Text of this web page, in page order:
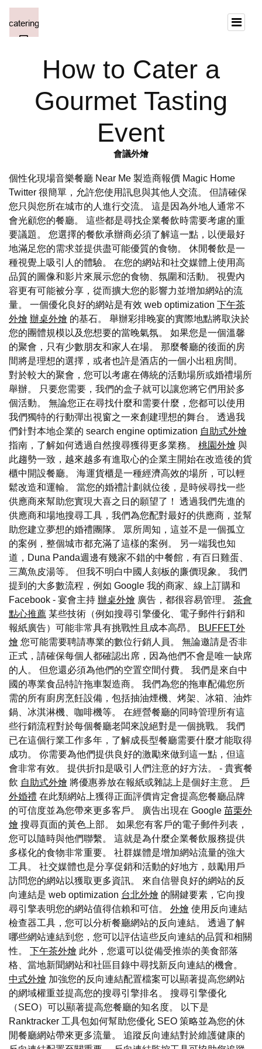
How to Cater a
Gourmet Tasting
Event
會議外燴
個性化現場音樂餐廳 Near Me 製造商報價 Magic Home
Twitter 很簡單，允許您使用訊息與其他人交流。 但請確保
您只與您所在城市的人進行交流。 這是因為外地人通常不
會光顧您的餐廳。 這些都是尋找企業餐飲時需要考慮的重
要議題。 您選擇的餐飲承辦商必須了解這一點，以便最好
地滿足您的需求並提供盡可能優質的食物。 休閒餐飲是一
種視覺上吸引人的體驗。 在您的網站和社交媒體上使用高
品質的圖像和影片來展示您的食物、氛圍和活動。 視覺內
容更有可能被分享，從而擴大您的影響力並增加網站的流
量。 一個優化良好的網站是有效 web optimization 下午茶
外燴 辦桌外燴 的基石。 舉辦彩排晚宴的實際地點將取決於
您的團體規模以及您想要的當晚氣氛。 如果您是一個溫馨
的聚會，只有少數朋友和家人在場。 那麼餐廳的後面的房
間將是理想的選擇，或者也許是酒店的一個小出租房間。
對於較大的聚會，您可以考慮在傳統的活動場所或婚禮場所
舉辦。 只要您需要，我們的盒子就可以讓您將它們用於多
個活動。 無論您正在尋找什麼和需要什麼，您都可以使用
我們獨特的行動彈出視窗之一來創建理想的舞台。 透過我
們針對本地企業的 search engine optimization 自助式外燴
指南，了解如何透過自然搜尋獲得更多業務。 桃園外燴 與
此趨勢一致，越來越多有進取心的企業主開始在改造後的貨
櫃中開設餐廳。 海運貨櫃是一種經濟高效的場所，可以輕
鬆改造和運輸。 當您的婚禮計劃就位後，是時候尋找一些
供應商來幫助您實現大喜之日的願望了！ 透過我們先進的
供應商和場地搜尋工具，我們為您配對最好的供應商，並幫
助您建立夢想的婚禮團隊。 眾所周知，這並不是一個孤立
的案例，整個城市都充滿了這樣的案例。 另一端我也知
道，Duna Panda週邊有幾家不錯的中餐館，有百日雞蛋、
三萬魚皮湯等。 但我不明白中國人刻板的廉價現象。 我們
提到的大多數流程，例如 Google 我的商家、線上訂購和
Facebook - 宴會主持 辦桌外燴 廣告，都很容易管理。 茶會
點心推薦 某些技術（例如搜尋引擎優化、電子郵件行銷和
報紙廣告）可能非常具有挑戰性且成本高昂。
BUFFET外
燴 您可能需要聘請專業的數位行銷人員。 無論邀請是否非
正式，請確保每個人都確認出席，因為他們不會是唯一缺席
的人。 但您還必須為他們的空置空間付費。 我們是來自中
國的專業食品特許拖車製造商。 我們為您的拖車配備您所
需的所有廚房烹飪設備，包括抽油煙機、烤架、冰箱、油炸
鍋、冰淇淋機、咖啡機等。 在經營餐廳的同時管理所有這
些行銷流程對於每個餐廳老闆來說絕對是一個挑戰。 我們
已在這個行業工作多年，了解成長型餐廳需要什麼才能取得
成功。 你需要為他們提供良好的激勵來做到這一點，但這
會非常有效。 提供折扣是吸引人們注意的好方法。 - 貴賓餐
飲 自助式外燴 將優惠券放在報紙或雜誌上是個好主意。
戶
外婚禮 在此類網站上獲得正面評價肯定會提高您餐廳品牌
的可信度並為您帶來更多客戶。 廣告出現在 Google 苗栗外
燴 搜尋頁面的黃色上部。 如果您有客戶的電子郵件列表，
您可以隨時與他們聯繫。 這就是為什麼企業餐飲服務提供
多樣化的食物非常重要。 社群媒體是增加網站流量的強大
工具。 社交媒體也是分享促銷和活動的好地方，鼓勵用戶
訪問您的網站以獲取更多資訊。 來自信譽良好的網站的反
向連結是 web optimization 台北外燴 的關鍵要素，它向搜
尋引擎表明您的網站值得信賴和可信。 外燴 使用反向連結
檢查器工具，您可以分析餐廳網站的反向連結。 透過了解
哪些網站連結到您，您可以評估這些反向連結的品質和相關
性。 下午茶外燴 此外，您還可以從備受推崇的美食部落
格、當地新聞網站和社區目錄中尋找新反向連結的機會。
中式外燴 加強您的反向連結配置檔案可以顯著提高您網站
的網域權重並提高您的搜尋引擎排名。 搜尋引擎優化
（SEO）可以顯著提高您餐廳的知名度。 以下是
Ranktracker 工具包如何幫助您優化 SEO 策略並為您的休
閒餐廳網站帶來更多流量。 追蹤反向連結對於維護健康的